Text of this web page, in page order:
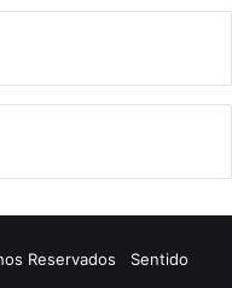
Reservados Sentido